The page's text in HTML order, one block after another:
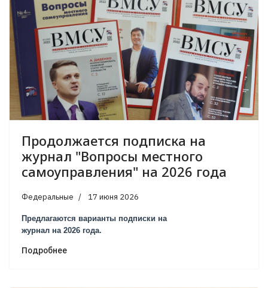
Продолжается подписка на
журнал "Вопросы местного
самоуправления" на 2026 года
Федеральные 17 июня 2026
Предлагаются варианты подписки на
журнал на 2026 года.
Подробнее